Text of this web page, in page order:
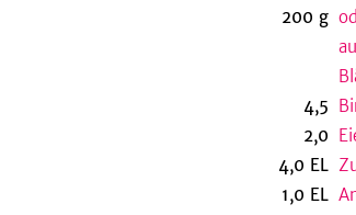
200 g
4,5
2,0
4,0 EL
1,0 EL